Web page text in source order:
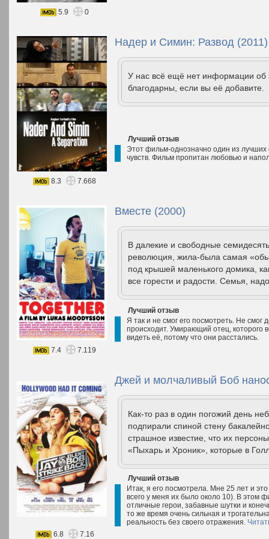
5.9 0
Надер и Симин: Развод (2011)
У нас всё ещё нет информации
благодарны, если вы её добавите.
Лучший отзыв
Этот фильм-однозначно один из
чувств. Фильм пропитан любовью и
8.3 7.668
Вместе (2000)
В далекие и свободные
революция, жила-была самая
под крышей маленького домика,
все горести и радости. Семья,
Лучший отзыв
Я так и не смог его посмотреть. Не
происходит. Умирающий отец, которого
видеть её, потому что они расстались.
7.4
7.119
Джей и молчаливый Боб
Как-то раз в один погожий день
подпирали спиной стену
страшное известие, что их
«Пыхарь и Хроник», которые в
Лучший отзыв
Итак, я его посмотрела. Мне 25 лет и
всего у меня их было около 10). В этом
отличные герои, забавные шутки и
то же время очень сильная и
реальность без своего отражения.
6.8
7.16